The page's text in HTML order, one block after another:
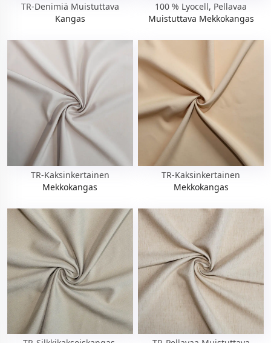
TR-Denimiä Muistuttava
Kangas
100 % Lyocell, Pellavaa
Muistuttava Mekkokangas
TR-Kaksinkertainen
Mekkokangas
TR-Kaksinkertainen
Mekkokangas